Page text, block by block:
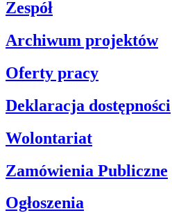
Zespół
Archiwum projektów
Oferty pracy
Deklaracja dostępności
Wolontariat
Zamówienia Publiczne
Ogłoszenia